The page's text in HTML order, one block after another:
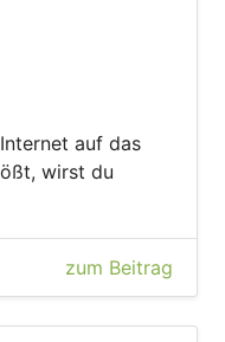
auf das
wirst du
zum Beitrag